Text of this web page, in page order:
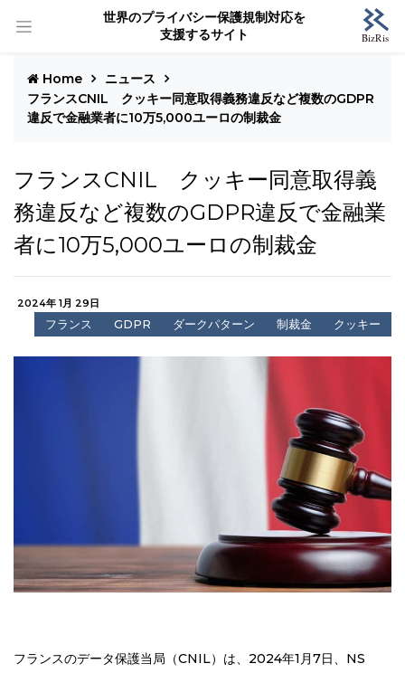
世界のプライバシー保護規制対応を
支援するサイト
Home
ニュース
フランスCNIL クッキー同意取得義務違反など複数のGDPR
違反で金融業者に10万5,000ユーロの制裁金
フランスCNIL クッキー同意取得義
務違反など複数のGDPR違反で金融業
者に10万5,000ユーロの制裁金
2024年 1月 29日
フランス GDPR ダークパターン 制裁金 クッキー
フランスのデータ保護当局（CNIL）は、2024年1月7日、NS